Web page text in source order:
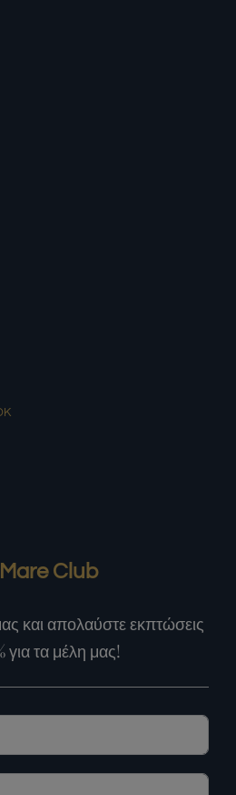
Mare Club
και απολαύστε εκπτώσεις
για τα μέλη μας!